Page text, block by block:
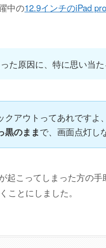
中の12.9インチのiPad pro
た原因に、特に思い当
クアウトってあれですよ、
黒のままで、画面点灯し
起こってしまった方の手
ことにしました。